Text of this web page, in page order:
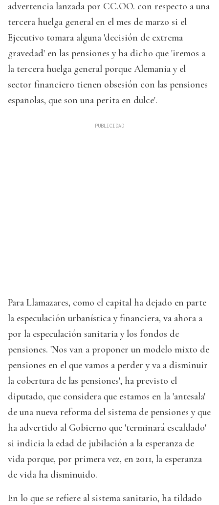
advertencia lanzada por CC.OO. con respecto a una
tercera huelga general en el mes de marzo si el
Ejecutivo tomara alguna 'decisión de extrema
gravedad' en las pensiones y ha dicho que 'iremos a
la tercera huelga general porque Alemania y el
sector financiero tienen obsesión con las pensiones
españolas, que son una perita en dulce'.
Para Llamazares, como el capital ha dejado en parte
la especulación urbanística y financiera, va ahora a
por la especulación sanitaria y los fondos de
pensiones. 'Nos van a proponer un modelo mixto de
pensiones en el que vamos a perder y va a disminuir
la cobertura de las pensiones', ha previsto el
diputado, que considera que estamos en la 'antesala'
de una nueva reforma del sistema de pensiones y que
ha advertido al Gobierno que 'terminará escaldado'
si indicia la edad de jubilación a la esperanza de
vida porque, por primera vez, en 2011, la esperanza
de vida ha disminuido.
En lo que se refiere al sistema sanitario, ha tildado